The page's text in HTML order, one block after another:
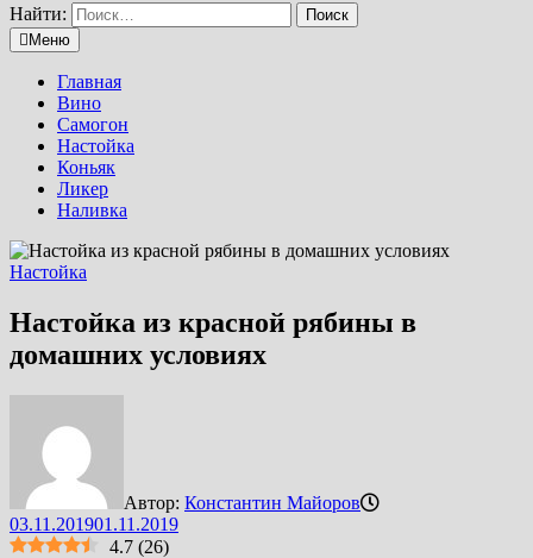
Найти:
Меню
Главная
Вино
Самогон
Настойка
Коньяк
Ликер
Наливка
Настойка
Настойка из красной рябины в
домашних условиях
Автор: Константин Майоров
03.11.201901.11.2019
4.7 (26)